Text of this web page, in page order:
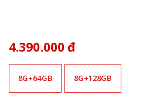
4.390.000 đ
8G+64GB 8G+128GB